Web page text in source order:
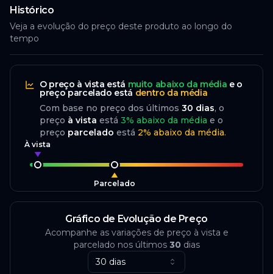
Histórico
Veja a evolução do preço deste produto ao longo do
tempo
O preço à vista está muito abaixo da média e o
preço parcelado está dentro da média
Com base no preço dos últimos 30 dias, o
preço à vista está 3% abaixo da média e o
preço parcelado está 2% abaixo da média.
À vista
Parcelado
Gráfico de Evolução de Preço
Acompanhe as variações de preço à vista e
parcelado nos últimos 30dias
30 dias